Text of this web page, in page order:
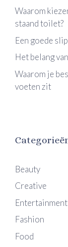
Waarom
staand toilet?
Een goede
Het belang
Waarom je
voeten zit
Beauty
Creative
Entertainment
Fashion
Food